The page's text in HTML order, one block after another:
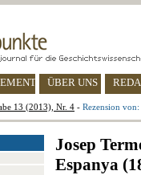
ÜBER UNS
13 (2013), Nr. 4 - Rezension
Josep
Espanya